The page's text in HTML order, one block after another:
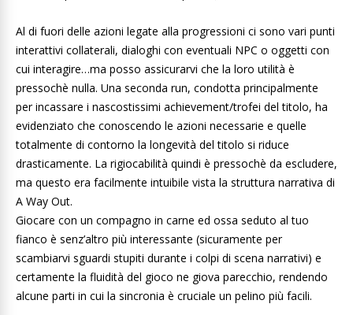
Al di fuori delle azioni legate alla progressioni ci sono vari punti
interattivi collaterali, dialoghi con eventuali NPC o oggetti con
cui interagire…ma posso assicurarvi che la loro utilità è
pressochè nulla. Una seconda run, condotta principalmente
per incassare i nascostissimi achievement/trofei del titolo, ha
evidenziato che conoscendo le azioni necessarie e quelle
totalmente di contorno la longevità del titolo si riduce
drasticamente. La rigiocabilità quindi è pressochè da escludere,
ma questo era facilmente intuibile vista la struttura narrativa di
A Way Out.
Giocare con un compagno in carne ed ossa seduto al tuo
fianco è senz’altro più interessante (sicuramente per
scambiarvi sguardi stupiti durante i colpi di scena narrativi) e
certamente la fluidità del gioco ne giova parecchio, rendendo
alcune parti in cui la sincronia è cruciale un pelino più facili.